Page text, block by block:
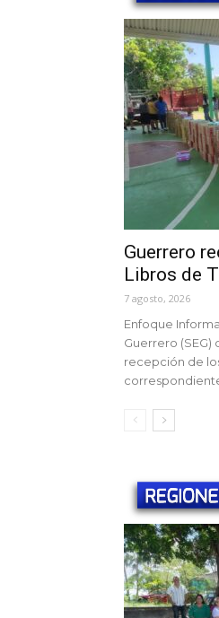
Guerrero
Libros de
7 agosto, 2026
Enfoque
Guerrero (SEG)
recepción de